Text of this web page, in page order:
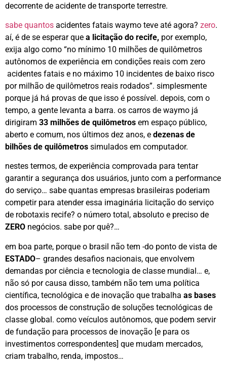
decorrente de acidente de transporte terrestre.
sabe quantos acidentes fatais waymo teve até agora? zero.
aí, é de se esperar que a licitação do recife, por exemplo,
exija algo como “no mínimo 10 milhões de quilômetros
autônomos de experiência em condições reais com zero
acidentes fatais e no máximo 10 incidentes de baixo risco
por milhão de quilômetros reais rodados”. simplesmente
porque já há provas de que isso é possível. depois, com o
tempo, a gente levanta a barra. os carros de waymo já
dirigiram 33 milhões de quilômetros em espaço público,
aberto e comum, nos últimos dez anos, e dezenas de
bilhões de quilômetros simulados em computador.
nestes termos, de experiência comprovada para tentar
garantir a segurança dos usuários, junto com a performance
do serviço… sabe quantas empresas brasileiras poderiam
competir para atender essa imaginária licitação do serviço
de robotaxis recife? o número total, absoluto e preciso de
ZERO negócios. sabe por quê?…
em boa parte, porque o brasil não tem -do ponto de vista de
ESTADO– grandes desafios nacionais, que envolvem
demandas por ciência e tecnologia de classe mundial… e,
não só por causa disso, também não tem uma política
científica, tecnológica e de inovação que trabalha as bases
dos processos de construção de soluções tecnológicas de
classe global. como veículos autônomos, que podem servir
de fundação para processos de inovação [e para os
investimentos correspondentes] que mudam mercados,
criam trabalho, renda, impostos…